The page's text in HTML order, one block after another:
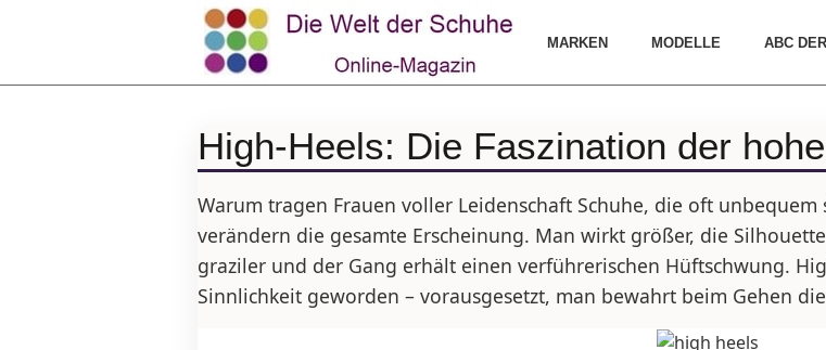
MARKEN MODELLE ABC
High-Heels: Die Faszination der
Warum tragen Frauen voller Leidenschaft Schuhe, die oft
verändern die gesamte Erscheinung. Man wirkt größer, die
graziler und der Gang erhält einen verführerischen Hüftschwung.
Sinnlichkeit geworden – vorausgesetzt, man bewahrt beim Gehen